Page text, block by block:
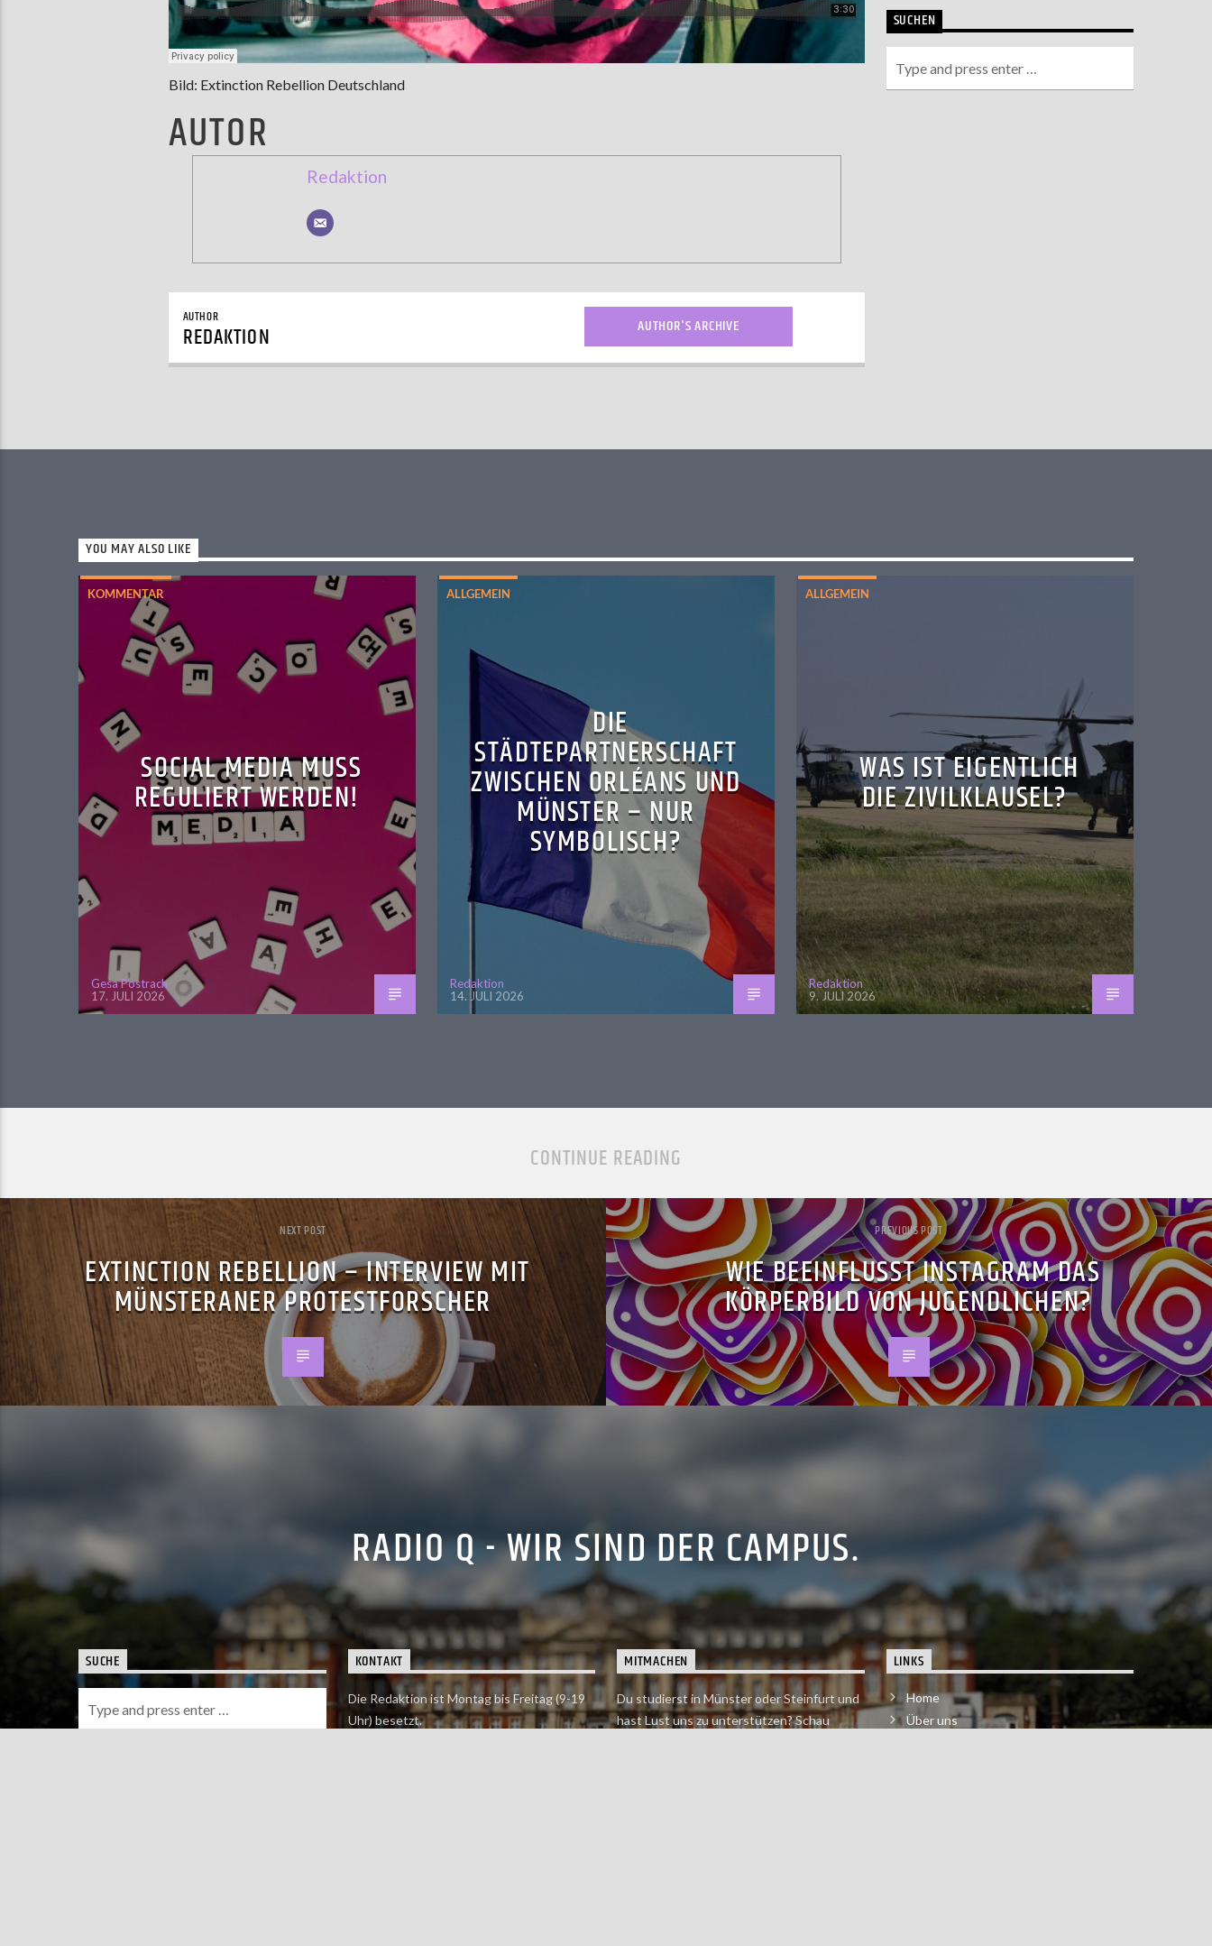
Bild: Extinction Rebellion Deutschland
AUTOR
Redaktion
AUTHOR
REDAKTION AUTHOR'S ARCHIVE
SUCHEN
YOU MAY ALSO LIKE
KOMMENTAR
SOCIAL MEDIA MUSS
REGULIERT WERDEN!
Gesa Postrach
17. JULI 2026
ALLGEMEIN
DIE
STÄDTEPARTNERSCHAFT
ZWISCHEN ORLÉANS UND
MÜNSTER – NUR
SYMBOLISCH?
Redaktion
14. JULI 2026
ALLGEMEIN
WAS IST EIGENTLICH
DIE ZIVILKLAUSEL?
Redaktion
9. JULI 2026
CONTINUE READING
NEXT POST
EXTINCTION REBELLION – INTERVIEW MIT
MÜNSTERANER PROTESTFORSCHER
PREVIOUS POST
WIE BEEINFLUSST INSTAGRAM DAS
KÖRPERBILD VON JUGENDLICHEN?
RADIO Q - WIR SIND DER CAMPUS.
SUCHE KONTAKT
Die Redaktion ist Montag bis Freitag (9-19
Uhr) besetzt.
MITMACHEN
Du studierst in Münster oder Steinfurt und
hast Lust uns zu unterstützen? Schau
LINKS
Home
Über uns